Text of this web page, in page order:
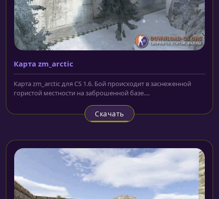
Карта zm_arctic
Карта zm_arctic для CS 1.6. Бой происходит в заснеженной
гористой местности на заброшенной базе....
Скачать